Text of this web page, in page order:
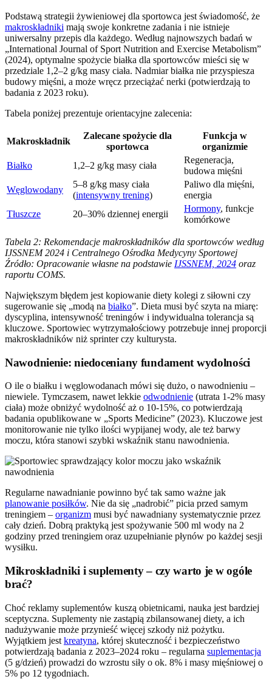
Podstawą strategii żywieniowej dla sportowca jest świadomość, że
makroskładniki mają swoje konkretne zadania i nie istnieje
uniwersalny przepis dla każdego. Według najnowszych badań w
„International Journal of Sport Nutrition and Exercise Metabolism”
(2024), optymalne spożycie białka dla sportowców mieści się w
przedziale 1,2–2 g/kg masy ciała. Nadmiar białka nie przyspiesza
budowy mięśni, a może wręcz przeciążać nerki (potwierdzają to
badania z 2023 roku).
Tabela poniżej prezentuje orientacyjne zalecenia:
Makroskładnik
Zalecane spożycie dla
sportowca
Funkcja w
organizmie
Białko
1,2–2 g/kg masy ciała
Regeneracja,
budowa mięśni
Węglowodany
5–8 g/kg masy ciała
(intensywny trening)
Paliwo dla mięśni,
energia
Tłuszcze
20–30% dziennej energii
Hormony, funkcje
komórkowe
Tabela 2: Rekomendacje makroskładników dla sportowców według
IJSSNEM 2024 i Centralnego Ośrodka Medycyny Sportowej
Źródło: Opracowanie własne na podstawie IJSSNEM, 2024 oraz
raportu COMS.
Największym błędem jest kopiowanie diety kolegi z siłowni czy
sugerowanie się „modą na białko”. Dieta musi być szyta na miarę:
dyscyplina, intensywność treningów i indywidualna tolerancja są
kluczowe. Sportowiec wytrzymałościowy potrzebuje innej proporcji
makroskładników niż sprinter czy kulturysta.
Nawodnienie: niedoceniany fundament wydolności
O ile o białku i węglowodanach mówi się dużo, o nawodnieniu –
niewiele. Tymczasem, nawet lekkie odwodnienie (utrata 1-2% masy
ciała) może obniżyć wydolność aż o 10-15%, co potwierdzają
badania opublikowane w „Sports Medicine” (2023). Kluczowe jest
monitorowanie nie tylko ilości wypijanej wody, ale też barwy
moczu, która stanowi szybki wskaźnik stanu nawodnienia.
Regularne nawadnianie powinno być tak samo ważne jak
planowanie posiłków. Nie da się „nadrobić” picia przed samym
treningiem – organizm musi być nawadniany systematycznie przez
cały dzień. Dobrą praktyką jest spożywanie 500 ml wody na 2
godziny przed treningiem oraz uzupełnianie płynów po każdej sesji
wysiłku.
Mikroskładniki i suplementy – czy warto je w ogóle
brać?
Choć reklamy suplementów kuszą obietnicami, nauka jest bardziej
sceptyczna. Suplementy nie zastąpią zbilansowanej diety, a ich
nadużywanie może przynieść więcej szkody niż pożytku.
Wyjątkiem jest kreatyna, której skuteczność i bezpieczeństwo
potwierdzają badania z 2023–2024 roku – regularna suplementacja
(5 g/dzień) prowadzi do wzrostu siły o ok. 8% i masy mięśniowej o
5% po 12 tygodniach.